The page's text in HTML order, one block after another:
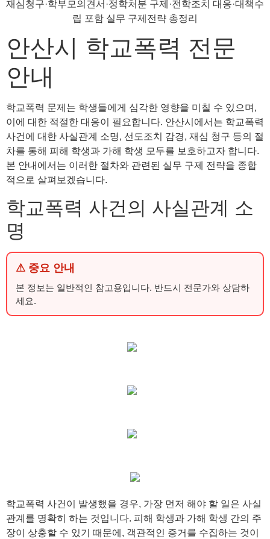
안산시 학교폭력 전문
안내
학교폭력 문제는 학생들에게 심각한 영향을 미칠 수 있으며,
이에 대한 적절한 대응이 필요합니다. 안산시에서는 학교폭력
사건에 대한 사실관계 소명, 선도조치 감경, 재심 청구 등의 절
차를 통해 피해 학생과 가해 학생 모두를 보호하고자 합니다.
본 안내에서는 이러한 절차와 관련된 실무 구제 전략을 종합
적으로 살펴보겠습니다.
학교폭력 사건의 사실관계 소
명
⚠ 중요 안내
본 정보는 일반적인 참고용입니다. 반드시 전문가와 상담하
세요.
학교폭력 사건이 발생했을 경우, 가장 먼저 해야 할 일은 사실
관계를 명확히 하는 것입니다. 피해 학생과 가해 학생 간의 주
장이 상충할 수 있기 때문에, 객관적인 증거를 수집하는 것이